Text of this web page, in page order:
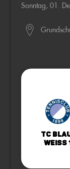
Sonntag, 01.
TC
Weiss